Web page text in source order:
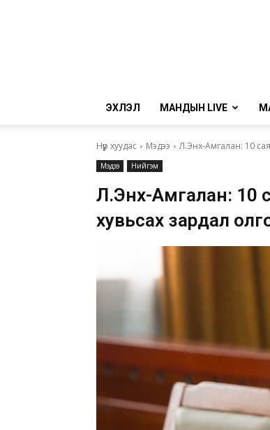
ЭХЛЭЛ МАНДЫН LIVE
Нүүр хуудас Мэдээ Л.Энх-Амгалан: 10 сая
Мэдээ Нийгэм
Л.Энх-Амгалан: 10
хувьсах зардал